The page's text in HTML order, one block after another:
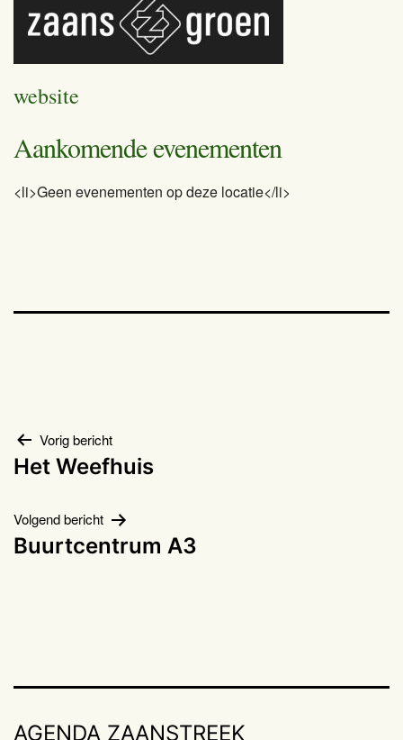
website
Aankomende evenementen
<li>Geen evenementen op deze locatie</li>
Bericht
Vorig bericht
Het Weefhuis
Volgend bericht
Buurtcentrum A3
AGENDA ZAANSTREEK